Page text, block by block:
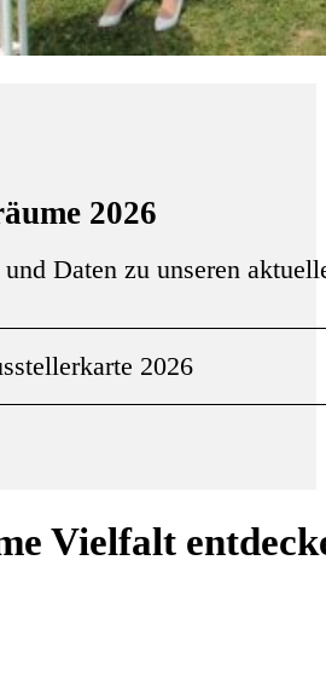
2026
Daten zu unseren
2026
Vielfalt